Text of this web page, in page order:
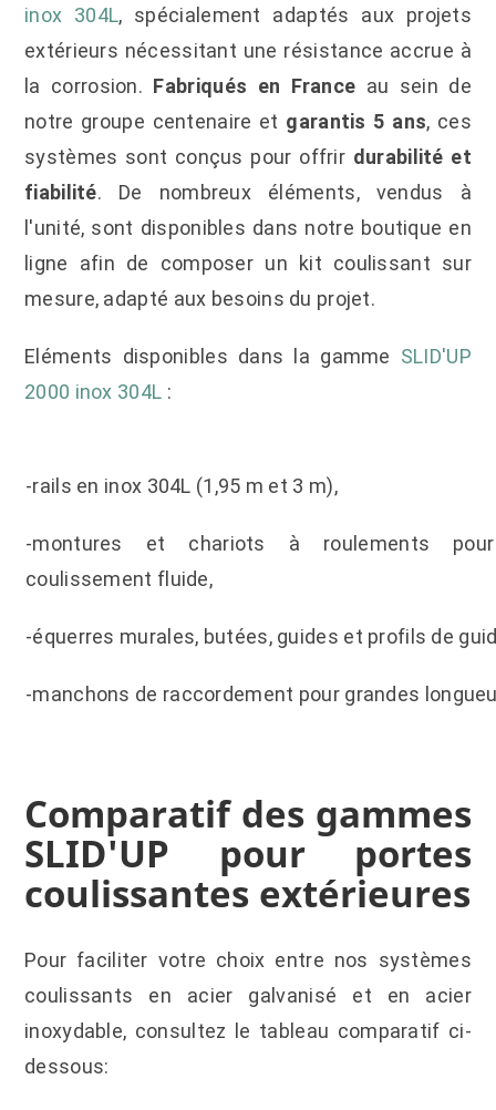
inox 304L, spécialement adaptés aux projets
extérieurs nécessitant une résistance accrue à
la corrosion. Fabriqués en France au sein de
notre groupe centenaire et garantis 5 ans, ces
systèmes sont conçus pour offrir durabilité et
fiabilité. De nombreux éléments, vendus à
l'unité, sont disponibles dans notre boutique en
ligne afin de composer un kit coulissant sur
mesure, adapté aux besoins du projet.
Eléments disponibles dans la gamme SLID'UP
2000 inox 304L :
-rails en inox 304L (1,95 m et 3 m),
-montures et chariots à roulements
coulissement fluide,
-équerres murales, butées, guides et profils de
-manchons de raccordement pour grandes
Comparatif des gammes
SLID'UP pour portes
coulissantes extérieures
Pour faciliter votre choix entre nos systèmes
coulissants en acier galvanisé et en acier
inoxydable, consultez le tableau comparatif ci-
dessous: